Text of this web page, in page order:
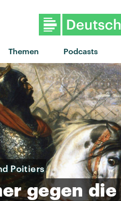
Themen Podcasts
Poitiers
gegen die